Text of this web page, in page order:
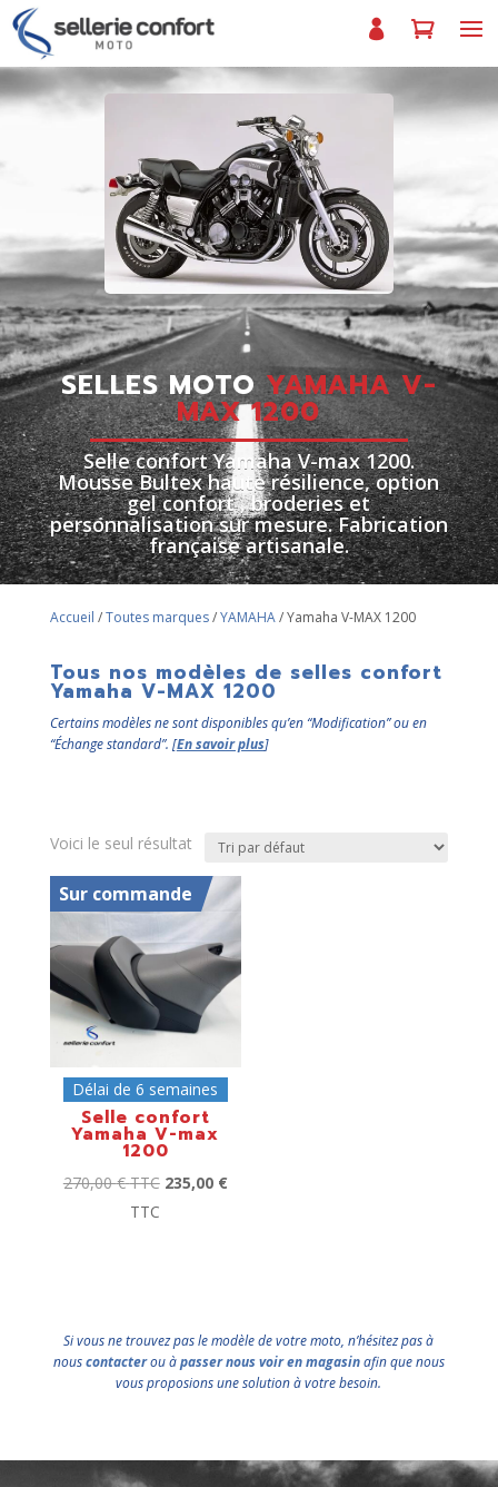
SELLES MOTOYAMAHA V-
MAX 1200
Selle confort Yamaha V-max 1200.
Mousse Bultex haute résilience, option
gel confort , broderies et
personnalisation sur mesure. Fabrication
française artisanale.
Accueil /Toutes marques/YAMAHA/ Yamaha V-MAX 1200
Tous nos modèles de selles confort
Yamaha V-MAX 1200
Certains modèles ne sont disponibles qu’en “Modification” ou en
“Échange standard”. [En savoir plus]
Voici le seul résultat
Sur commande
Délai de 6 semaines
Selle confort
Yamaha V-max
1200
270,00€ TTC 235,00 €
TTC
Si vous ne trouvez pas le modèle de votre moto, n’hésitez pas à
nouscontacterou àpasser nous voir en magasinafin que nous
vous proposions une solution à votre besoin.